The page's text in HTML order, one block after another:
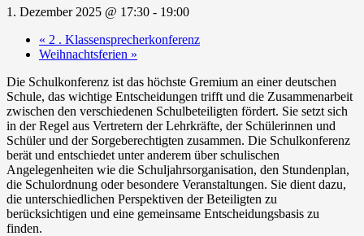
1. Dezember 2025 @ 17:30 - 19:00
« 2 . Klassensprecherkonferenz
Weihnachtsferien »
Die Schulkonferenz ist das höchste Gremium an einer deutschen
Schule, das wichtige Entscheidungen trifft und die Zusammenarbeit
zwischen den verschiedenen Schulbeteiligten fördert. Sie setzt sich
in der Regel aus Vertretern der Lehrkräfte, der Schülerinnen und
Schüler und der Sorgeberechtigten zusammen. Die Schulkonferenz
berät und entschiedet unter anderem über schulischen
Angelegenheiten wie die Schuljahrsorganisation, den Stundenplan,
die Schulordnung oder besondere Veranstaltungen. Sie dient dazu,
die unterschiedlichen Perspektiven der Beteiligten zu
berücksichtigen und eine gemeinsame Entscheidungsbasis zu
finden.